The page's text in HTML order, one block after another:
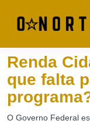
Renda
que falta
O Governo Federal